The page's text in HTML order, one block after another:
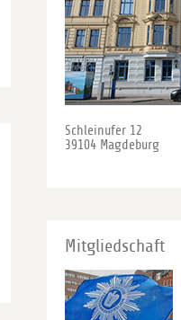
Schleinufer 12
39104 Magdeburg
Mitgliedschaft